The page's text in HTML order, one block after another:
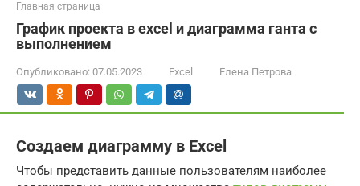
Главная страница
График проекта в excel и диаграмма ганта с
выполнением
Опубликовано: 07.05.2023 Excel Елена Петрова
Создаем диаграмму в Excel
Чтобы представить данные пользователям наиболее